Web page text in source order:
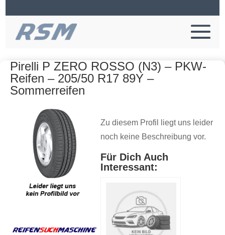
Pirelli P ZERO ROSSO (N3) – PKW-
Reifen – 205/50 R17 89Y –
Sommerreifen
Zu diesem Profil liegt uns leider
noch keine Beschreibung vor.
Für Dich Auch
Interessant: